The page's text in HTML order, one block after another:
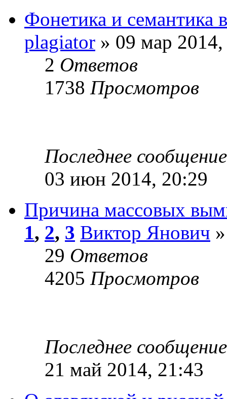
Фонетика и семантика
plagiator » 09 мар
2 Ответов
1738 Просмотров
Последнее
03 июн 2014, 20:29
Причина массовых
1, 2, 3 Виктор Янович
29 Ответов
4205 Просмотров
Последнее
21 май 2014, 21:43